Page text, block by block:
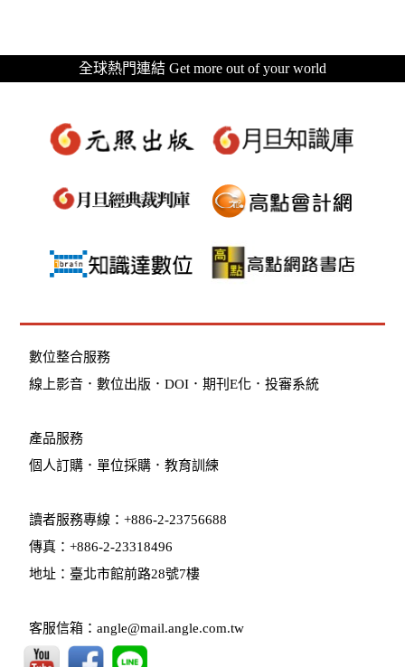
全球熱門連結 Get more out of your world
數位整合服務
線上影音 ．數位出版 ．DOI ．期刊E化 ．投審系統
產品服務
個人訂購 ．單位採購 ．教育訓練
讀者服務專線：+886-2-23756688
傳真：+886-2-23318496
地址：臺北市館前路28號7樓
客服信箱：angle@mail.angle.com.tw